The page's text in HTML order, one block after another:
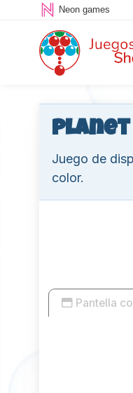
Neon games
Juego de
color.
Pantella